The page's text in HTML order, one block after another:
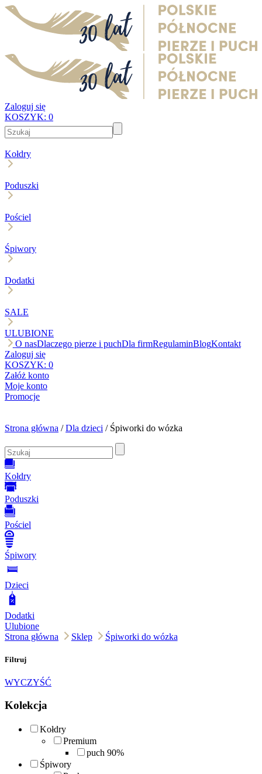
Zaloguj się
KOSZYK: 0
Kołdry
Poduszki
Pościel
Śpiwory
Dodatki
SALE
ULUBIONE
O nasDlaczego pierze i puchDla firmRegulaminBlogKontakt
Zaloguj się
KOSZYK: 0
Załóż konto
Moje konto
Promocje
Strona główna /Dla dzieci / Śpiworki do wózka
Kołdry
Poduszki
Pościel
Śpiwory
Dzieci
Dodatki
Ulubione
Strona główna
Sklep Śpiworki do wózka
Filtruj
WYCZYŚĆ
Kolekcja
Kołdry
Premium
puch 90%
Śpiwory